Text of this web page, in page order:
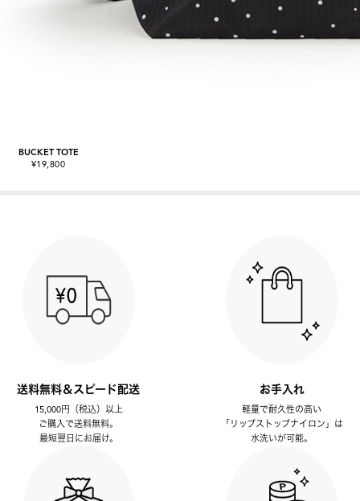
BUCKET TOTE
¥19,800
送料無料＆スピード配送
15,000円（税込）以上
ご購入で送料無料。
最短翌日にお届け。
お手入れ
軽量で耐久性の高い
「リップストップナイロン」は
水洗いが可能。